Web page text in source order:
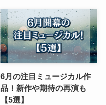
6月の注目ミュージカル作
品！新作や期待の再演も
【5選】